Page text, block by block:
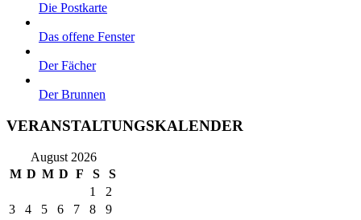
Die Postkarte
Das offene Fenster
Der Fächer
Der Brunnen
VERANSTALTUNGSKALENDER
August 2026
M D M D F S S
1
2
3
4 5 6 7 8
9